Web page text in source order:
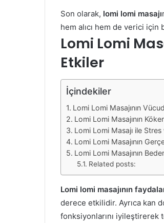
Son olarak, lomi lomi masajı
hem alıcı hem de verici için
Lomi Lomi
Etkiler
İçindekiler
Lomi Lomi Masajının
Lomi Lomi Masajının
Lomi Lomi Masajı ile
Lomi Lomi Masajının
Lomi Lomi Masajının
Related posts:
Lomi lomi masajının
derece etkilidir. Ayrıca kan
fonksiyonlarını iyileştirerek